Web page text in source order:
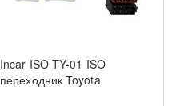
Incar ISO TY-01 ISO
переходник Toyota